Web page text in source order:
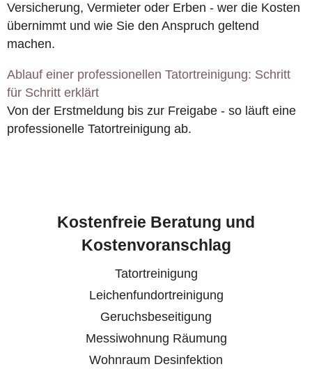
Versicherung, Vermieter oder Erben - wer die Kosten
übernimmt und wie Sie den Anspruch geltend
machen.
Ablauf einer professionellen Tatortreinigung: Schritt
für Schritt erklärt
Von der Erstmeldung bis zur Freigabe - so läuft eine
professionelle Tatortreinigung ab.
Kostenfreie Beratung und
Kostenvoranschlag
Tatortreinigung
Leichenfundortreinigung
Geruchsbeseitigung
Messiwohnung Räumung
Wohnraum Desinfektion